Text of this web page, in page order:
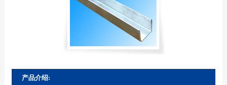
产品介绍: